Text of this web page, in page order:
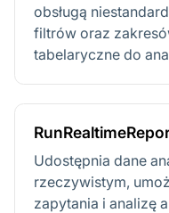
obsługą
filtrów oraz
tabelaryczne do
Udostępnia dane
rzeczywistym,
zapytania i analizę